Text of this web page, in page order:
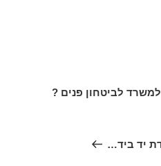
לביטחון פנים ?
יד ביד…